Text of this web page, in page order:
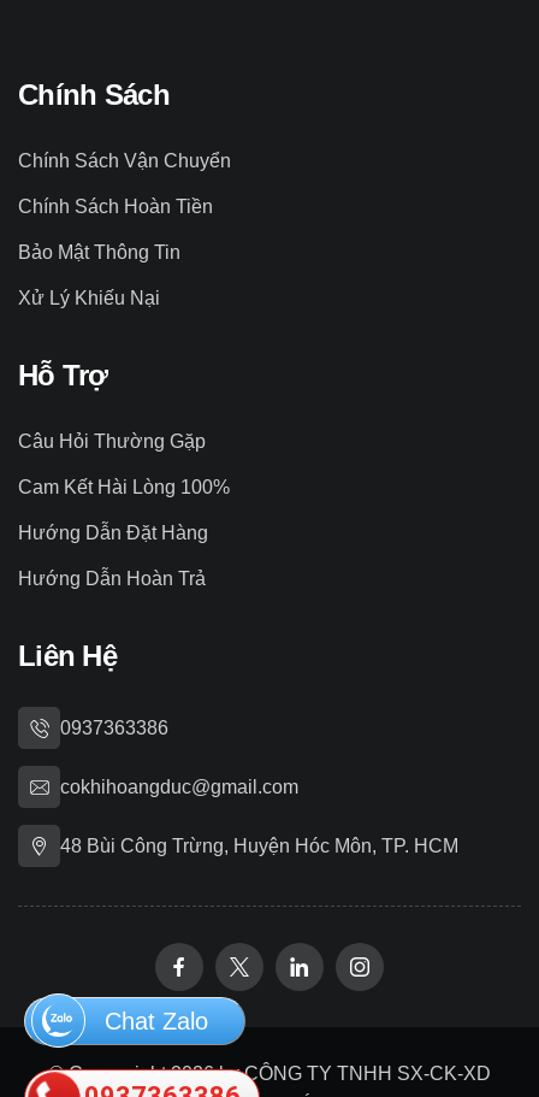
Chính Sách
Chính Sách Vận Chuyển
Chính Sách Hoàn Tiền
Bảo Mật Thông Tin
Xử Lý Khiếu Nại
Hỗ Trợ
Câu Hỏi Thường Gặp
Cam Kết Hài Lòng 100%
Hướng Dẫn Đặt Hàng
Hướng Dẫn Hoàn Trả
Liên Hệ
0937363386
cokhihoangduc@gmail.com
48 Bùi Công Trừng, Huyện Hóc Môn, TP. HCM
© Copywright 2026 by CÔNG TY TNHH SX-CK-XD
Chat Zalo